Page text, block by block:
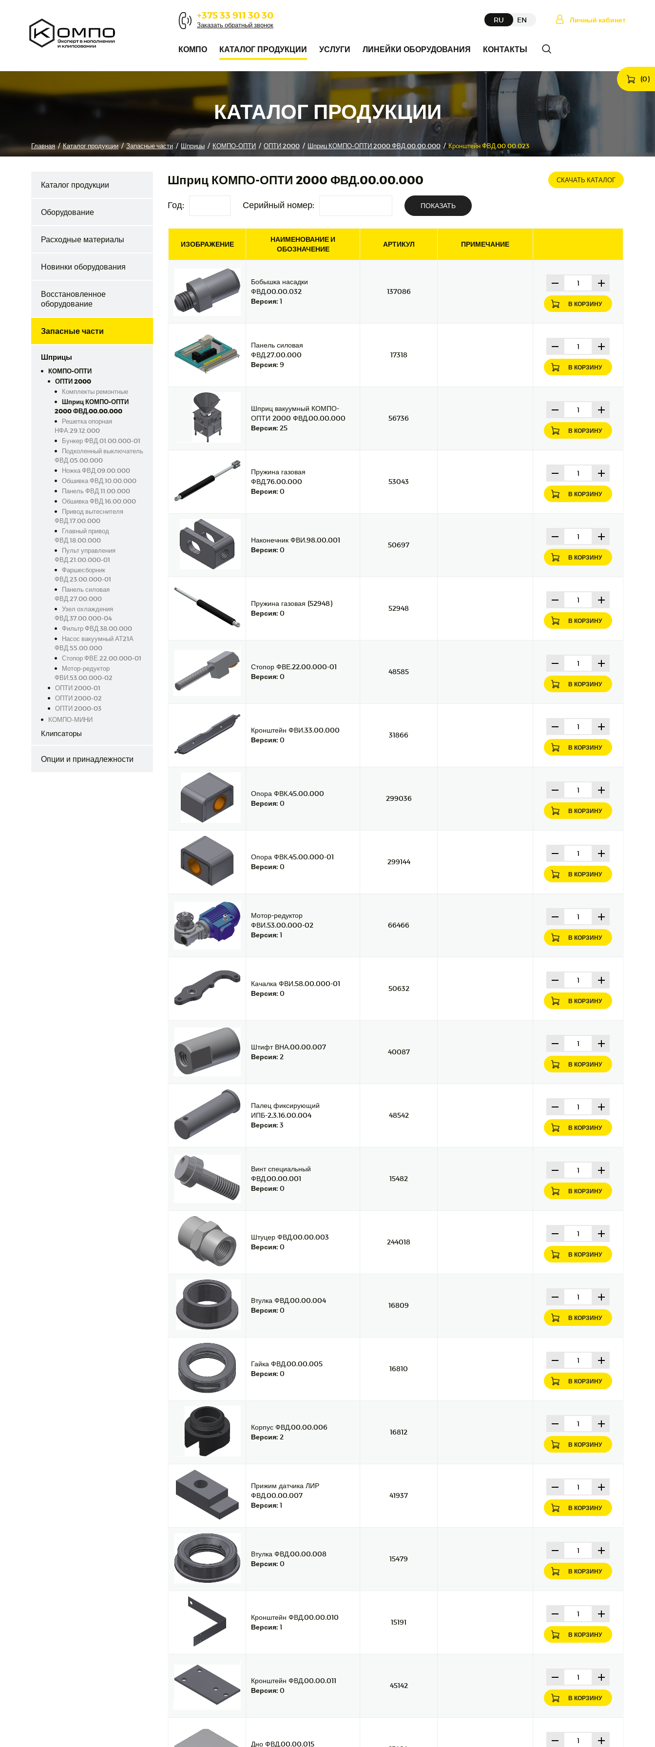
(0)
+375 33 911 30 30
Заказать обратный звонок
Личный кабинет
RU EN
КОМПО КАТАЛОГ ПРОДУКЦИИ УСЛУГИ ЛИНЕЙКИ ОБОРУДОВАНИЯ КОНТАКТЫ
КАТАЛОГ ПРОДУКЦИИ
Главная / Каталог продукции / Запасные части / Шприцы / КОМПО-ОПТИ / ОПТИ 2000 / Шприц КОМПО-ОПТИ 2000 ФВД.00.00.000 / Кронштейн ФВД.00.00.023
Каталог продукции
Оборудование
Расходные материалы
Новинки оборудования
Восстановленное
оборудование
Запасные части
Шприцы
КОМПО-ОПТИ
ОПТИ 2000
Комплекты ремонтные
Шприц КОМПО-ОПТИ
2000 ФВД.00.00.000
Решетка опорная
НФА.29.12.000
Бункер ФВД.01.00.000-01
Подколенный выключатель
ФВД.05.00.000
Ножка ФВД.09.00.000
Обшивка ФВД.10.00.000
Панель ФВД.11.00.000
Обшивка ФВД.16.00.000
Привод вытеснителя
ФВД.17.00.000
Главный привод
ФВД.18.00.000
Пульт управления
ФВД.21.00.000-01
Фаршесборник
ФВД.23.00.000-01
Панель силовая
ФВД.27.00.000
Узел охлаждения
ФВД.37.00.000-04
Фильтр ФВД.38.00.000
Насос вакуумный АТ21А
ФВД.55.00.000
Стопор ФВЕ.22.00.000-01
Мотор-редуктор
ФВИ.53.00.000-02
ОПТИ 2000-01
ОПТИ 2000-02
ОПТИ 2000-03
КОМПО-МИНИ
Клипсаторы
Опции и принадлежности
Шприц КОМПО-ОПТИ 2000 ФВД.00.00.000 СКАЧАТЬ КАТАЛОГ
Год: Серийный номер: ПОКАЗАТЬ
ИЗОБРАЖЕНИЕ
НАИМЕНОВАНИЕ И
ОБОЗНАЧЕНИЕ
АРТИКУЛ ПРИМЕЧАНИЕ
Бобышка насадки
ФВД.00.00.032
Версия: 1
137086
В КОРЗИНУ
Панель силовая
ФВД.27.00.000
Версия: 9
17318
В КОРЗИНУ
Шприц вакуумный КОМПО-
ОПТИ 2000 ФВД.00.00.000
Версия: 25
56736
В КОРЗИНУ
Пружина газовая
ФВД.76.00.000
Версия: 0
53043
В КОРЗИНУ
Наконечник ФВИ.98.00.001
Версия: 0
50697
В КОРЗИНУ
Пружина газовая (52948)
Версия: 0
52948
В КОРЗИНУ
Стопор ФВЕ.22.00.000-01
Версия: 0
48585
В КОРЗИНУ
Кронштейн ФВИ.33.00.000
Версия: 0
31866
В КОРЗИНУ
Опора ФВК.45.00.000
Версия: 0
299036
В КОРЗИНУ
Опора ФВК.45.00.000-01
Версия: 0
299144
В КОРЗИНУ
Мотор-редуктор
ФВИ.53.00.000-02
Версия: 1
66466
В КОРЗИНУ
Качалка ФВИ.58.00.000-01
Версия: 0
50632
В КОРЗИНУ
Штифт ВНА.00.00.007
Версия: 2
40087
В КОРЗИНУ
Палец фиксирующий
ИПБ-2,3.16.00.004
Версия: 3
48542
В КОРЗИНУ
Винт специальный
ФВД.00.00.001
Версия: 0
15482
В КОРЗИНУ
Штуцер ФВД.00.00.003
Версия: 0
244018
В КОРЗИНУ
Втулка ФВД.00.00.004
Версия: 0
16809
В КОРЗИНУ
Гайка ФВД.00.00.005
Версия: 0
16810
В КОРЗИНУ
Корпус ФВД.00.00.006
Версия: 2
16812
В КОРЗИНУ
Прижим датчика ЛИР
ФВД.00.00.007
Версия: 1
41937
В КОРЗИНУ
Втулка ФВД.00.00.008
Версия: 0
15479
В КОРЗИНУ
Кронштейн ФВД.00.00.010
Версия: 1
15191
В КОРЗИНУ
Кронштейн ФВД.00.00.011
Версия: 0
45142
В КОРЗИНУ
Дно ФВД.00.00.015